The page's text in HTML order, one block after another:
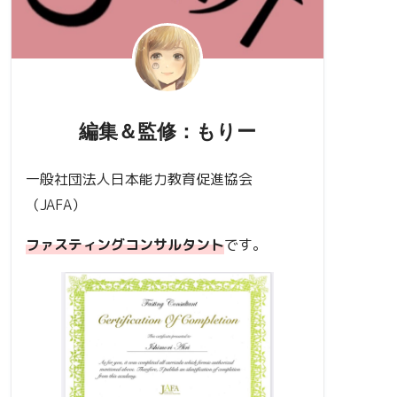
編集＆監修：もりー
一般社団法人日本能力教育促進協会
（JAFA）
ファスティングコンサルタントです。